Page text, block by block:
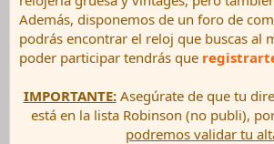
Además, disponemos de un foro de
podrás encontrar el reloj que buscas al
poder participar tendrás que
IMPORTANTE:Asegúrate de que tu
está en la lista Robinson (no publi),
podremos validar tu